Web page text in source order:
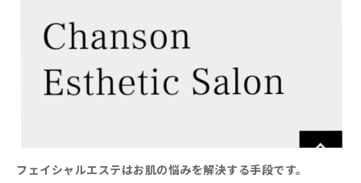
フェイシャルエステはお肌の悩みを解決する手段です。